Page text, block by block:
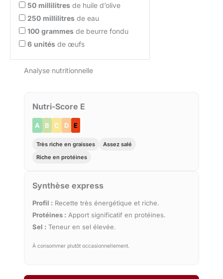
50 millilitres de huile d’olive
250 millilitres de eau
100 grammes de beurre fondu
6 unités de œufs
Analyse nutritionnelle
Nutri-Score E
A B C D E
Très riche en graisses
Assez salé
Riche en protéines
Synthèse express
Profil : Recette très énergétique et riche.
Protéines : Apport significatif en protéines.
Sel : Teneur en sel élevée.
À consommer plutôt occasionnellement.